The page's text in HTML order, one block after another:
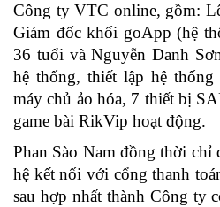
Công ty VTC online, gồm:
Giám đốc khối goApp (hệ
36 tuổi và Nguyễn Danh
hệ thống, thiết lập hệ
máy chủ ảo hóa, 7 thiết bị
game bài RikVip hoạt động.
Phan Sào Nam đồng thời chỉ
hệ kết nối với cổng thanh
sau hợp nhất thành Công ty